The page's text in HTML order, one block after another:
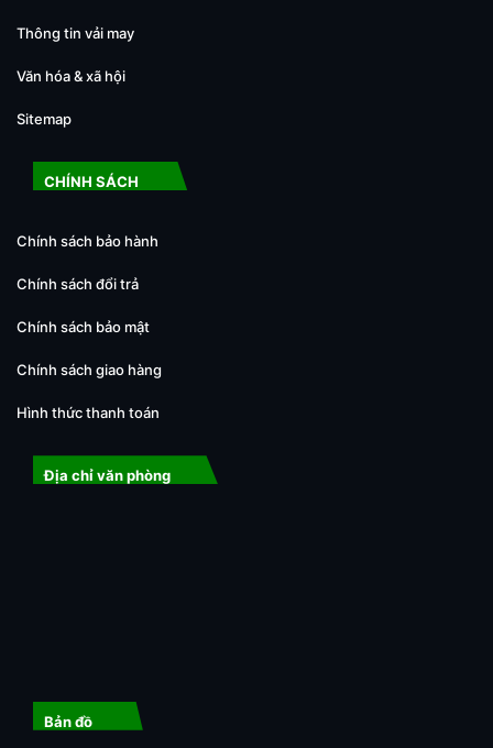
Thông tin vải may
Văn hóa & xã hội
Sitemap
CHÍNH SÁCH
Chính sách bảo hành
Chính sách đổi trả
Chính sách bảo mật
Chính sách giao hàng
Hình thức thanh toán
Địa chỉ văn phòng
Bản đồ